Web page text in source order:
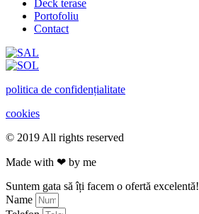
Deck terase
Portofoliu
Contact
politica de confidențialitate
cookies
© 2019 All rights reserved
Made with ❤ by me
Suntem gata să îți facem o ofertă excelentă!
Name